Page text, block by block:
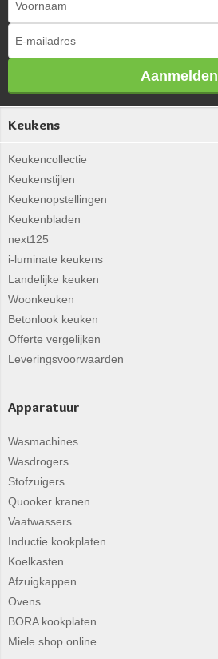
Aanmelden
Keukens
Keukencollectie
Keukenstijlen
Keukenopstellingen
Keukenbladen
next125
i-luminate keukens
Landelijke keuken
Woonkeuken
Betonlook keuken
Offerte vergelijken
Leveringsvoorwaarden
Apparatuur
Wasmachines
Wasdrogers
Stofzuigers
Quooker kranen
Vaatwassers
Inductie kookplaten
Koelkasten
Afzuigkappen
Ovens
BORA kookplaten
Miele shop online